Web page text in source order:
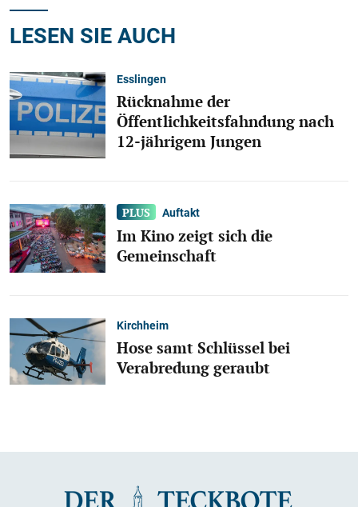
LESEN SIE AUCH
Esslingen
Rücknahme der
Öffentlichkeitsfahndung nach
12-jährigem Jungen
Auftakt
Im Kino zeigt sich die
Gemeinschaft
Kirchheim
Hose samt Schlüssel bei
Verabredung geraubt